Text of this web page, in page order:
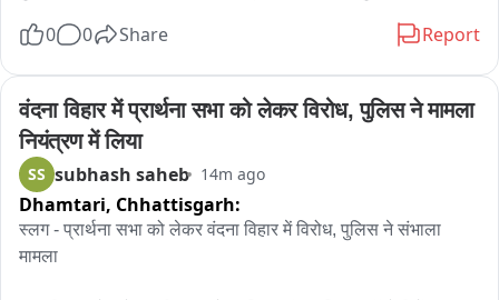
केस दर्ज... सिंगरौली जिले में अवैध गांजा की बिक्री और तस्करी के खिलाफ
910 ग्राम गांजा बरामद किया है। पुलिस ने कार्रवाई के दौरान चार आरोपियों
को पकड़ा और सभी के खिलाफ NDPS एक्ट की धारा 8/20(बी) के तहत
अलग-अलग मामले दर्ज किए हैं। पुलिस के मुताबिक थाना विंध्यनगर और
चौकी जयंंत की संयुक्त टीम ने गांजा बिक्री के खिलाफ तीन अलग-अलग
स्थानों पर कार्रवाई की। इस दौरान अनिल उर्फ भोला कुशवाहा से 252
ग्राम, कुसुम देवी से 168 ग्राम और आशीष कुमार सोनी से 201 ग्राम गांजा
बरामद किया गया। तीनों के कब्जे से कुल 621 ग्राम गांजा जब्त किया गया।
0 0 Share Report
वंदना विहार में प्रार्थना सभा को लेकर विरोध, पुलिस ने मामला
नियंत्रण में लिया
SS subhash saheb 14m ago
Dhamtari, Chhattisgarh:
स्लग - प्रार्थना सभा को लेकर वंदना विहार में विरोध, पुलिस ने संभाला
मामला